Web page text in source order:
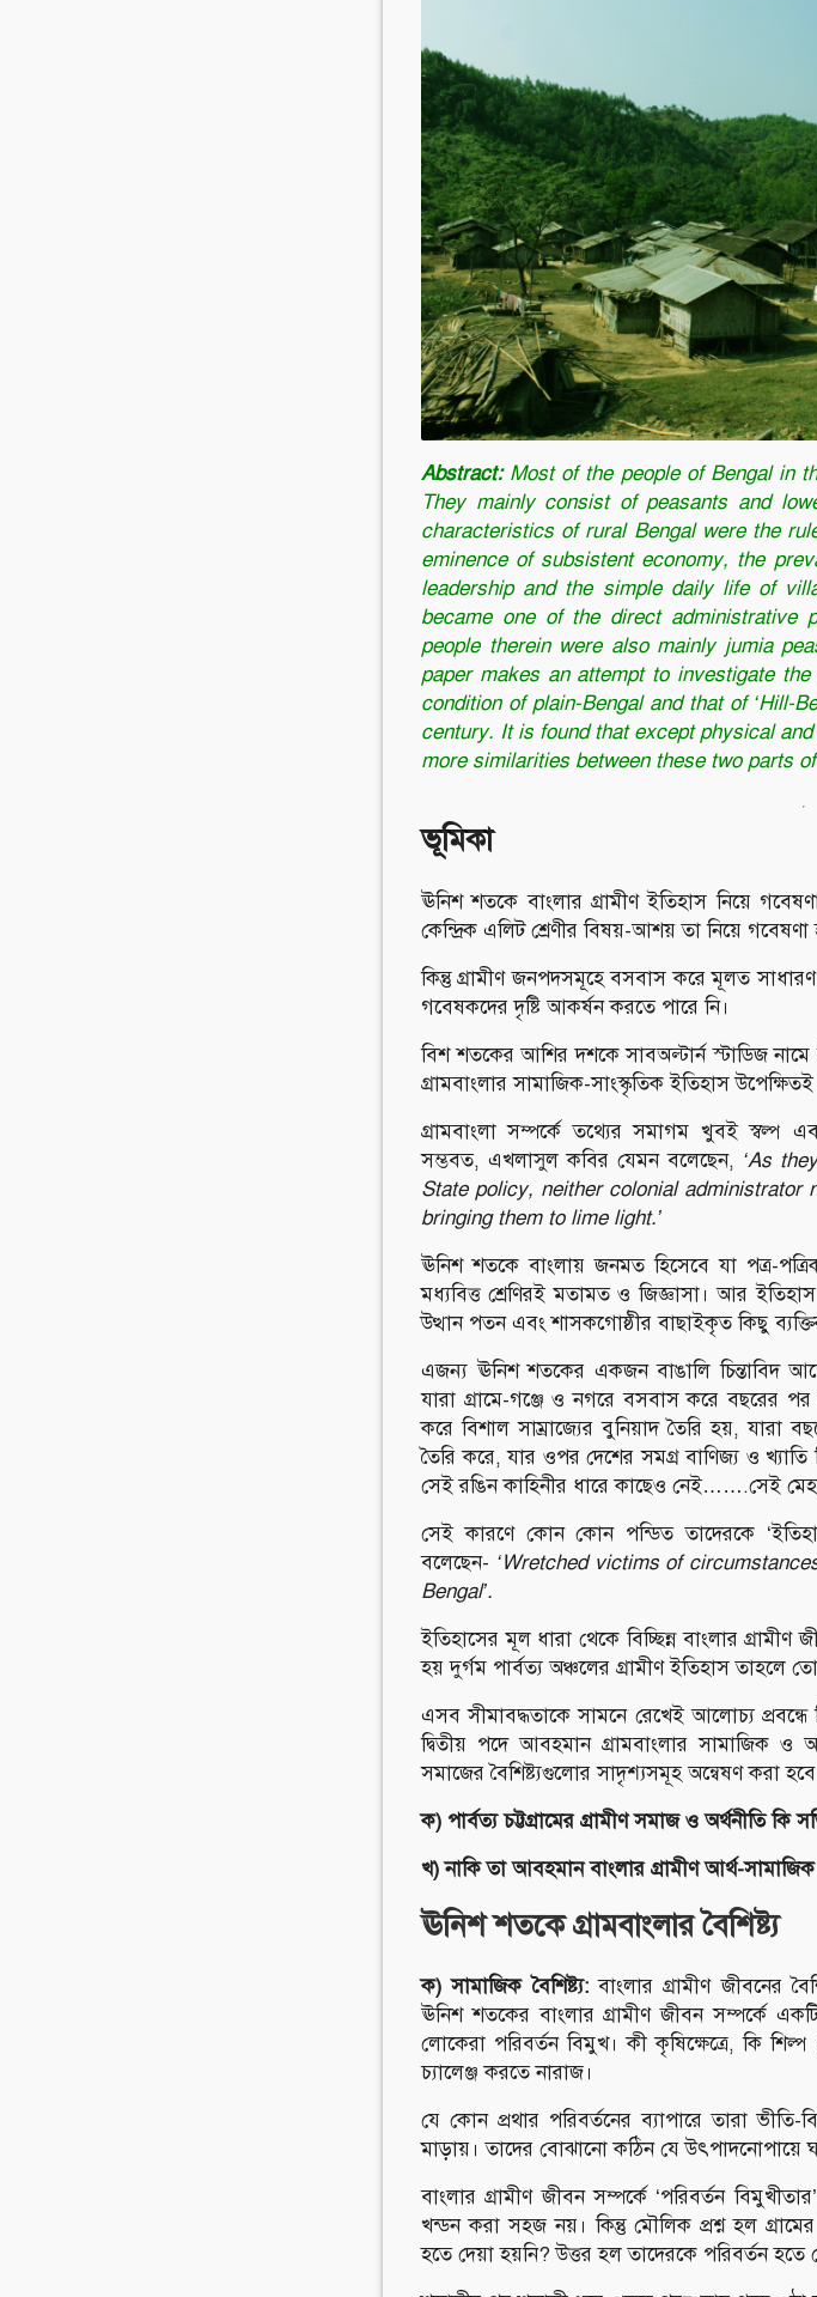
Abstract:Most of the people of Bengal in
They mainly consist of peasants and
characteristics of rural Bengal were the
eminence of subsistent economy, the
leadership and the simple daily life of
became one of the direct administrative
people therein were also mainly jumia
paper makes an attempt to investigate
condition of plain-Bengal and that of ‘Hill-
century. It is found that except physical
more similarities between these two parts
ভূমিকা
ঊনিশ শতকে বাংলার গ্রামীণ ইতিহাস নিয়ে
কেন্দ্রিক এলিট শ্রেণীর বিষয়-আশয় তা নিয়ে গবেষণা
কিন্তু গ্রামীণ জনপদসমূহে বসবাস করে মূলত
গবেষকদের দৃষ্টি আকর্ষন করতে পারে নি।
বিশ শতকের আশির দশকে সাবঅল্টার্ন স্টাডিজ নামে
গ্রামবাংলার সামাজিক-সাংস্কৃতিক ইতিহাস
গ্রামবাংলা সম্পর্কে তথ্যের সমাগম খুবই
সম্ভবত, এখলাসুল কবির যেমন বলেছেন, ‘As
State policy, neither colonial
bringing them to lime light.’
ঊনিশ শতকে বাংলায় জনমত হিসেবে যা পত্র-
মধ্যবিত্ত শ্রেণিরই মতামত ও জিজ্ঞাসা। আর
উত্থান পতন এবং শাসকগোষ্ঠীর বাছাইকৃত কিছু
এজন্য ঊনিশ শতকের একজন বাঙালি চিন্তাবিদ
যারা গ্রামে-গঞ্জে ও নগরে বসবাস করে বছরের
করে বিশাল সাম্রাজ্যের বুনিয়াদ তৈরি হয়, যারা
তৈরি করে, যার ওপর দেশের সমগ্র বাণিজ্য ও
সেই রঙিন কাহিনীর ধারে কাছেও নেই…….সেই
সেই কারণে কোন কোন পন্ডিত তাদেরকে
বলেছেন- ‘Wretched victims of
Bengal’.
ইতিহাসের মূল ধারা থেকে বিচ্ছিন্ন বাংলার
হয় দুর্গম পার্বত্য অঞ্চলের গ্রামীণ ইতিহাস তাহলে
এসব সীমাবদ্ধতাকে সামনে রেখেই আলোচ্য প্রবন্ধে
দ্বিতীয় পদে আবহমান গ্রামবাংলার সামাজিক ও
সমাজের বৈশিষ্ট্যগুলোর সাদৃশ্যসমূহ অন্বেষণ করা
ক) পার্বত্য চট্টগ্রামের গ্রামীণ সমাজ ও অর্থনীতি কি
খ) নাকি তা আবহমান বাংলার গ্রামীণ আর্থ-সামাজিক
ঊনিশ শতকে গ্রামবাংলার বৈশিষ্ট্য
ক) সামাজিক বৈশিষ্ট্য:বাংলার গ্রামীণ জীবনের
ঊনিশ শতকের বাংলার গ্রামীণ জীবন সম্পর্কে
লোকেরা পরিবর্তন বিমুখ। কী কৃষিক্ষেত্রে, কি
চ্যালেঞ্জ করতে নারাজ।
যে কোন প্রথার পরিবর্তনের ব্যাপারে তারা
মাড়ায়। তাদের বোঝানো কঠিন যে উৎপাদনোপায়ে
বাংলার গ্রামীণ জীবন সম্পর্কে ‘পরিবর্তন
খন্ডন করা সহজ নয়। কিন্তু মৌলিক প্রশ্ন হল
হতে দেয়া হয়নি? উত্তর হল তাদেরকে পরিবর্তন হতে